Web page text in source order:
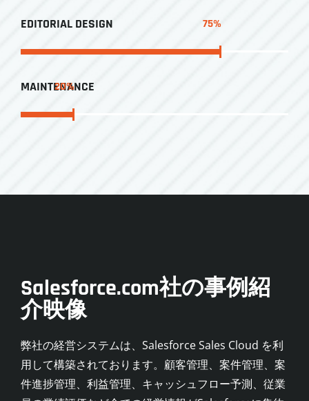
EDITORIAL DESIGN 75%
MAINTENANCE
20%
Salesforce.com社の事例紹
介映像
弊社の経営システムは、Salesforce Sales Cloud を利
用して構築されております。顧客管理、案件管理、案
件進捗管理、利益管理、キャッシュフロー予測、従業